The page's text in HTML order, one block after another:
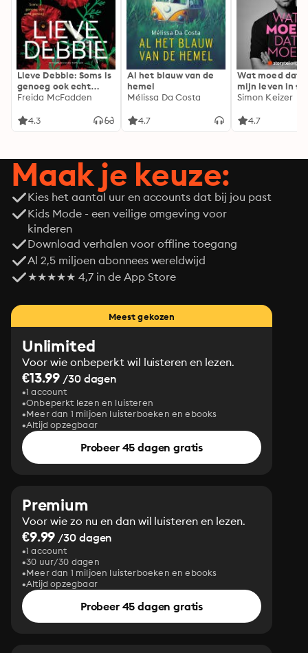
Lieve Debbie: Soms is
genoeg ook echt
genoeg...
Freida McFadden
4.3
Al het blauw van de
hemel
Mélissa Da Costa
4.7
Wat moed dat
mijn leven in
Simon Keizer
4.7
Maak je keuze:
Kies het aantal uur en accounts dat bij jou past
Kids Mode - een veilige omgeving voor
kinderen
Download verhalen voor offline toegang
Al 2,5 miljoen abonnees wereldwijd
★★★★★ 4,7 in de App Store
Meest gekozen
Unlimited
Voor wie onbeperkt wil luisteren en lezen.
€13.99 /30 dagen
1 account
Onbeperkt lezen en luisteren
Meer dan 1 miljoen luisterboeken en ebooks
Altijd opzegbaar
Probeer 45 dagen gratis
Premium
Voor wie zo nu en dan wil luisteren en lezen.
€9.99 /30 dagen
1 account
30 uur/30 dagen
Meer dan 1 miljoen luisterboeken en ebooks
Altijd opzegbaar
Probeer 45 dagen gratis